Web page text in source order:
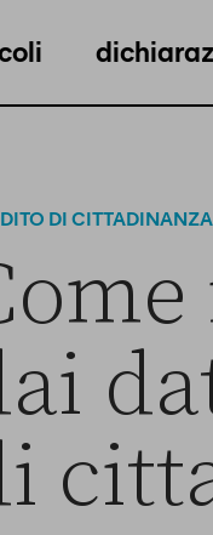
DI CITTADINANZA